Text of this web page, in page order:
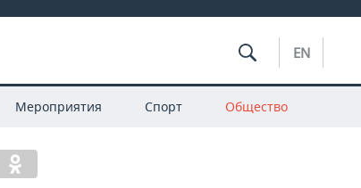
EN
Мероприятия Спорт Общество